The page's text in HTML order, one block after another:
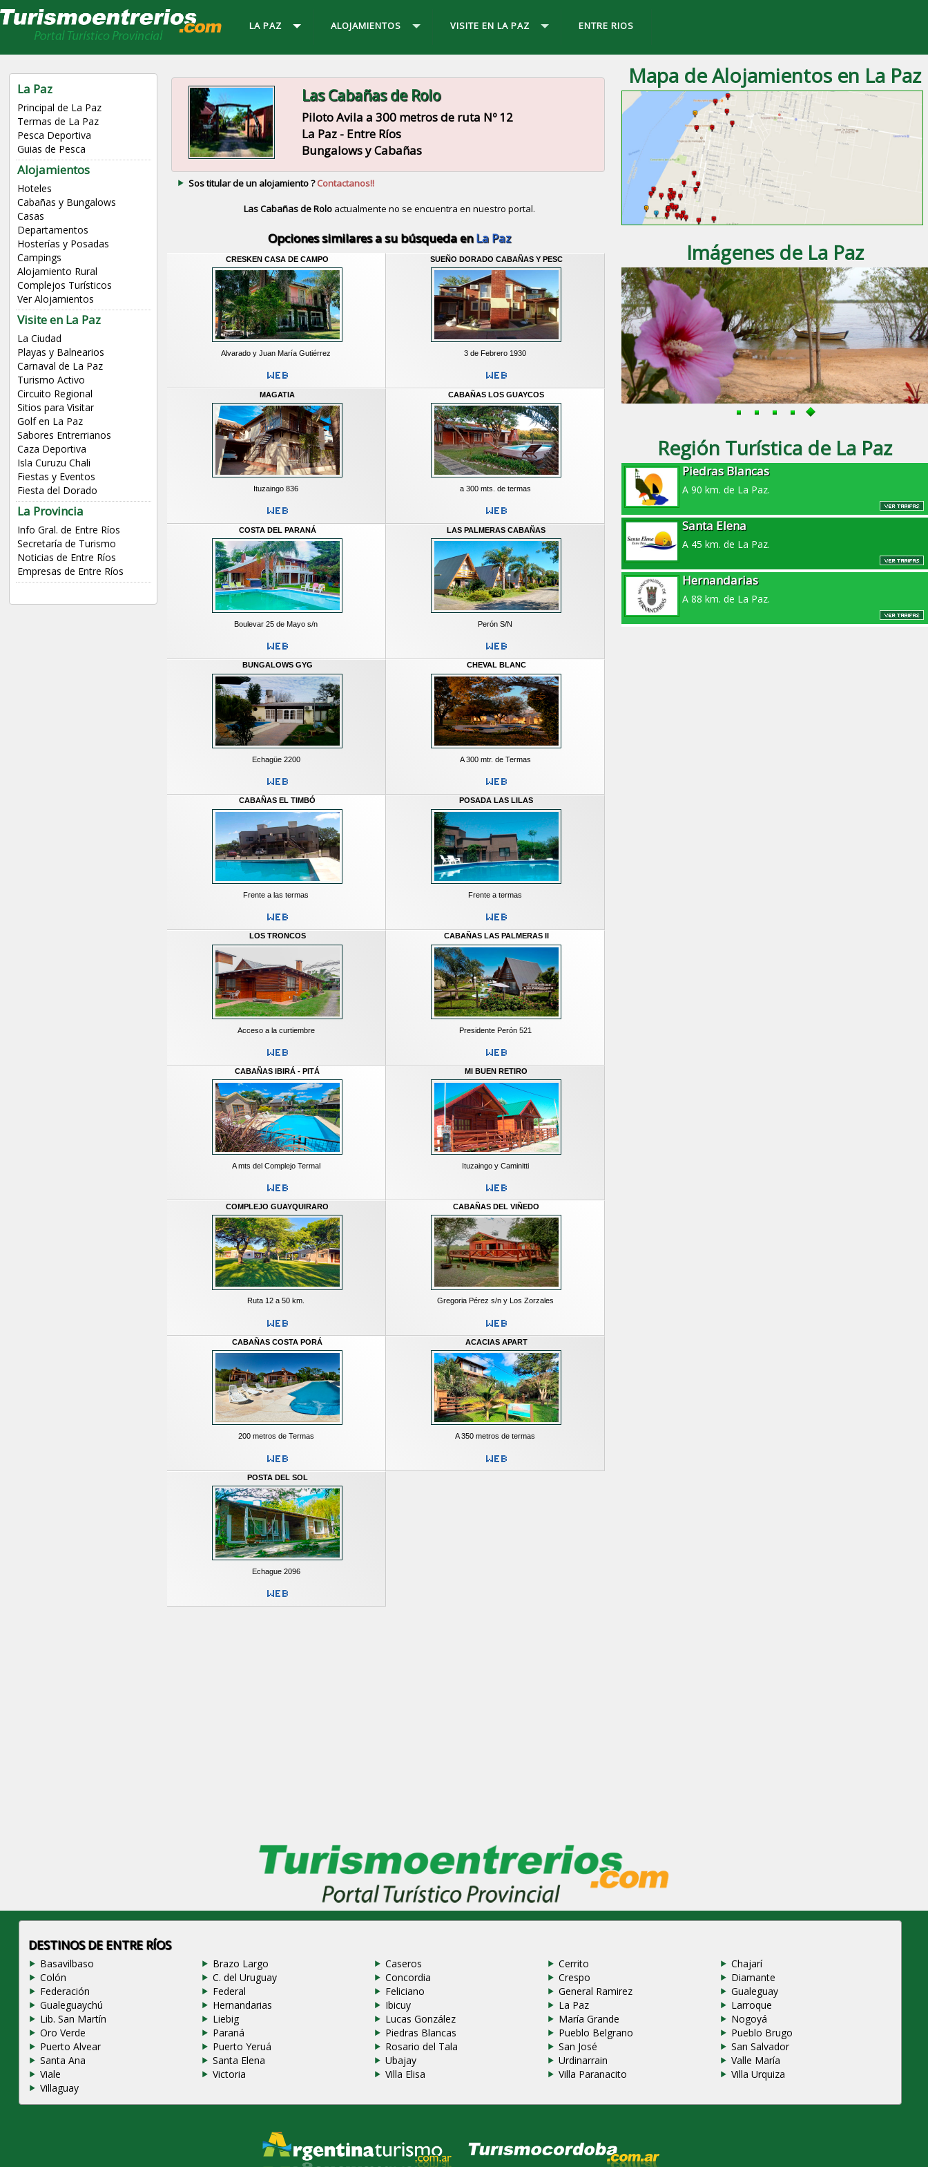
LA PAZ ALOJAMIENTOS VISITE EN LA PAZ ENTRE RIOS
La Paz
Principal de La Paz
Termas de La Paz
Pesca Deportiva
Guias de Pesca
Alojamientos
Hoteles
Cabañas y Bungalows
Casas
Departamentos
Hosterías y Posadas
Campings
Alojamiento Rural
Complejos Turísticos
Ver Alojamientos
Visite en La Paz
La Ciudad
Playas y Balnearios
Carnaval de La Paz
Turismo Activo
Circuito Regional
Sitios para Visitar
Golf en La Paz
Sabores Entrerrianos
Caza Deportiva
Isla Curuzu Chali
Fiestas y Eventos
Fiesta del Dorado
La Provincia
Info Gral. de Entre Ríos
Secretaría de Turismo
Noticias de Entre Ríos
Empresas de Entre Ríos
Las Cabañas de Rolo
Piloto Avila a 300 metros de ruta Nº 12
La Paz - Entre Ríos
Bungalows y Cabañas
Sos titular de un alojamiento ?Contactanos!!
Las Cabañas de Rolo actualmente no se encuentra en nuestro portal.
en la ciudad deLa Paz, Entre Ríos.
Opciones similares a su búsqueda enLa Paz
CRESKEN CASA DE CAMPO
Alvarado y Juan María Gutiérrez
SUEÑO DORADO CABAÑAS Y PESC
3 de Febrero 1930
MAGATIA
Ituzaingo 836
CABAÑAS LOS GUAYCOS
a 300 mts. de termas
COSTA DEL PARANÁ
Boulevar 25 de Mayo s/n
LAS PALMERAS CABAÑAS
Perón S/N
BUNGALOWS GYG
Echagüe 2200
CHEVAL BLANC
A 300 mtr. de Termas
CABAÑAS EL TIMBÓ
Frente a las termas
POSADA LAS LILAS
Frente a termas
LOS TRONCOS
Acceso a la curtiembre
CABAÑAS LAS PALMERAS II
Presidente Perón 521
CABAÑAS IBIRÁ - PITÁ
A mts del Complejo Termal
MI BUEN RETIRO
Ituzaingo y Caminitti
COMPLEJO GUAYQUIRARO
Ruta 12 a 50 km.
CABAÑAS DEL VIÑEDO
Gregoria Pérez s/n y Los Zorzales
CABAÑAS COSTA PORÁ
200 metros de Termas
ACACIAS APART
A 350 metros de termas
POSTA DEL SOL
Echague 2096
Mapa de Alojamientos en La Paz
Imágenes de La Paz
Región Turística de La Paz
Piedras Blancas
A 90 km. de La Paz.
Santa Elena
A 45 km. de La Paz.
Hernandarias
A 88 km. de La Paz.
DESTINOS DE ENTRE RÍOS
Basavilbaso Brazo Largo Caseros Cerrito
Chajarí
Colón
C. del Uruguay Concordia Crespo
Diamante
Federación
Federal Feliciano General Ramirez
Gualeguay
Gualeguaychú
Hernandarias Ibicuy La Paz
Larroque
Lib. San Martín
Liebig Lucas González María Grande
Nogoyá
Oro Verde
Paraná Piedras Blancas Pueblo Belgrano
Pueblo Brugo
Puerto Alvear
Puerto Yeruá Rosario del Tala San José
San Salvador
Santa Ana
Santa Elena Ubajay Urdinarrain
Valle María
Viale
Victoria Villa Elisa Villa Paranacito
Villa Urquiza
Villaguay